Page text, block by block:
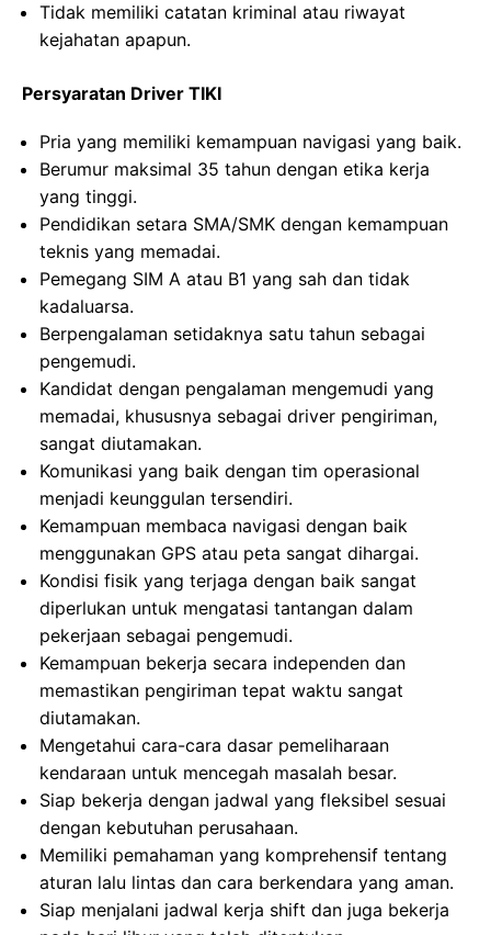
Tidak memiliki catatan kriminal atau riwayat
kejahatan apapun.
Persyaratan Driver TIKI
Pria yang memiliki kemampuan navigasi yang baik.
Berumur maksimal 35 tahun dengan etika kerja
yang tinggi.
Pendidikan setara SMA/SMK dengan kemampuan
teknis yang memadai.
Pemegang SIM A atau B1 yang sah dan tidak
kadaluarsa.
Berpengalaman setidaknya satu tahun sebagai
pengemudi.
Kandidat dengan pengalaman mengemudi yang
memadai, khususnya sebagai driver pengiriman,
sangat diutamakan.
Komunikasi yang baik dengan tim operasional
menjadi keunggulan tersendiri.
Kemampuan membaca navigasi dengan baik
menggunakan GPS atau peta sangat dihargai.
Kondisi fisik yang terjaga dengan baik sangat
diperlukan untuk mengatasi tantangan dalam
pekerjaan sebagai pengemudi.
Kemampuan bekerja secara independen dan
memastikan pengiriman tepat waktu sangat
diutamakan.
Mengetahui cara-cara dasar pemeliharaan
kendaraan untuk mencegah masalah besar.
Siap bekerja dengan jadwal yang fleksibel sesuai
dengan kebutuhan perusahaan.
Memiliki pemahaman yang komprehensif tentang
aturan lalu lintas dan cara berkendara yang aman.
Siap menjalani jadwal kerja shift dan juga bekerja